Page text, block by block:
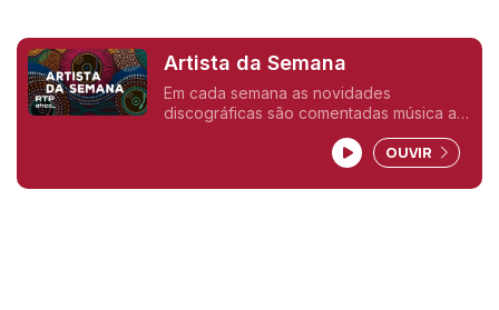
Artista da Semana
Em cada semana as novidades
discográficas são comentadas música a
OUVIR